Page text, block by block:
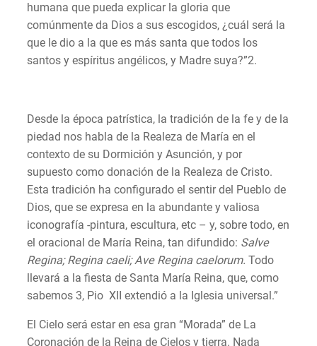
humana que pueda explicar la gloria que
comúnmente da Dios a sus escogidos, ¿cuál será la
que le dio a la que es más santa que todos los
santos y espíritus angélicos, y Madre suya?”2.
Desde la época patrística, la tradición de la fe y de la
piedad nos habla de la Realeza de María en el
contexto de su Dormición y Asunción, y por
supuesto como donación de la Realeza de Cristo.
Esta tradición ha configurado el sentir del Pueblo de
Dios, que se expresa en la abundante y valiosa
iconografía -pintura, escultura, etc – y, sobre todo, en
el oracional de María Reina, tan difundido: Salve
Regina; Regina caeli; Ave Regina caelorum. Todo
llevará a la fiesta de Santa María Reina, que, como
sabemos 3, Pio XII extendió a la Iglesia universal.”
El Cielo será estar en esa gran “Morada” de La
Coronación de la Reina de Cielos y tierra. Nada